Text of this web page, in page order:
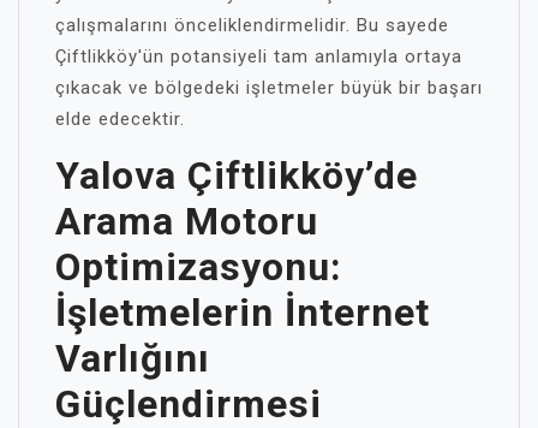
çalışmalarını önceliklendirmelidir. Bu sayede
Çiftlikköy'ün potansiyeli tam anlamıyla ortaya
çıkacak ve bölgedeki işletmeler büyük bir başarı
elde edecektir.
Yalova Çiftlikköy’de
Arama Motoru
Optimizasyonu:
İşletmelerin İnternet
Varlığını
Güçlendirmesi